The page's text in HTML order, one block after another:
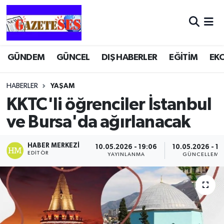
GÜNDEM GÜNCEL DIŞ HABERLER EĞİTİM
HABERLER YAŞAM
KKTC'li öğrenciler İstanbul
ve Bursa'da ağırlanacak
HABER MERKEZI
EDITÖR
10.05.2026 - 19:06
YAYINLANMA
10.05.2026 -
GÜNCELLEME